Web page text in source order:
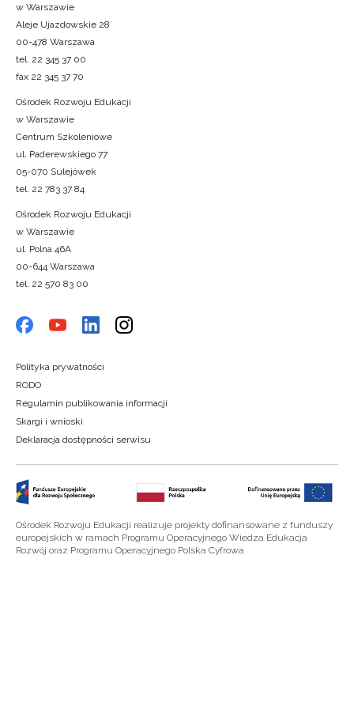
w Warszawie
Aleje Ujazdowskie 28
00-478 Warszawa
tel. 22 345 37 00
fax 22 345 37 70
Ośrodek Rozwoju Edukacji
w Warszawie
Centrum Szkoleniowe
ul. Paderewskiego 77
05-070 Sulejówek
tel. 22 783 37 84
Ośrodek Rozwoju Edukacji
w Warszawie
ul. Polna 46A
00-644 Warszawa
tel. 22 570 83 00
Polityka prywatności
RODO
Regulamin publikowania informacji
Skargi i wnioski
Deklaracja dostępności serwisu
Ośrodek Rozwoju Edukacji realizuje projekty dofinansowane z funduszy
europejskich w ramach Programu Operacyjnego Wiedza Edukacja
Rozwój oraz Programu Operacyjnego Polska Cyfrowa